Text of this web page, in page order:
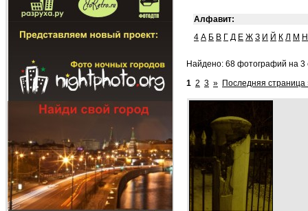
Алфавит:
4 А Б В Г Д Е Ж З И Й К Л М Н
Найдено: 68 фотографий на 3
1 2 3 » Последняя страница